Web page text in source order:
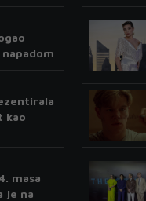
kao
masa
je na